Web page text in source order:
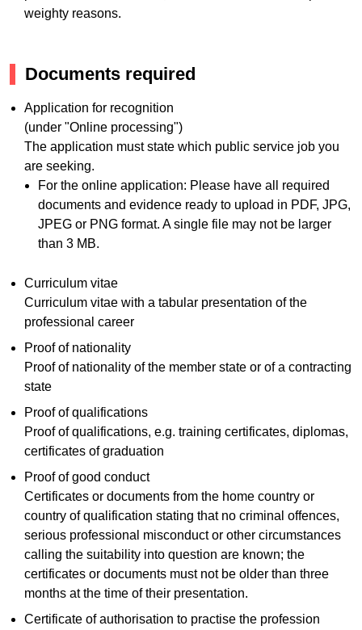
weighty reasons.
Documents required
Application for recognition
(under "Online processing")
The application must state which public service job you
are seeking.
For the online application: Please have all required
documents and evidence ready to upload in PDF, JPG,
JPEG or PNG format. A single file may not be larger
than 3 MB.
Curriculum vitae
Curriculum vitae with a tabular presentation of the
professional career
Proof of nationality
Proof of nationality of the member state or of a contracting
state
Proof of qualifications
Proof of qualifications, e.g. training certificates, diplomas,
certificates of graduation
Proof of good conduct
Certificates or documents from the home country or
country of qualification stating that no criminal offences,
serious professional misconduct or other circumstances
calling the suitability into question are known; the
certificates or documents must not be older than three
months at the time of their presentation.
Certificate of authorisation to practise the profession